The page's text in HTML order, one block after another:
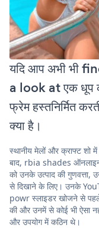
यदि आप अभी भी
a look at एक धूप
फ्रेम हस्तनिर्मित
क्या है।
स्थानीय मेलों और क्राफ्ट
बाद, rbia shades
को उनके उत्पाद की गुणवत्ता,
से दिखाने के लिए। उनके
powr स्लाइडर खोजने से
की और उनमें से कोई भी ऐसा
और उपयोग में कठिन थे।